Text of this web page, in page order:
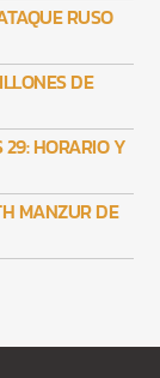
RUSO
DE
29: HORARIO Y
MANZUR DE